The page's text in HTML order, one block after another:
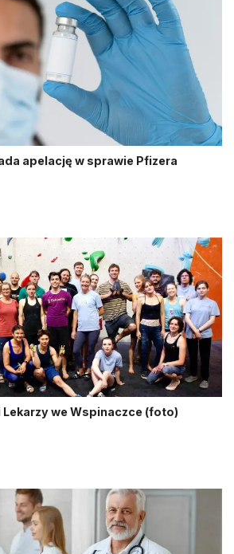
apelację w sprawie Pfizera
we Wspinaczce (foto)